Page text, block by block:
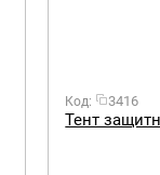
Код: 3416
Тент